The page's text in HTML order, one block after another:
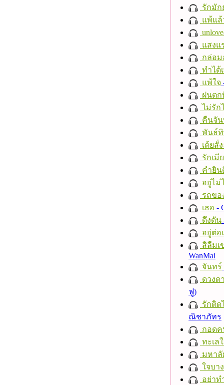
รักมัก
แพ้แล้
แสงแ
กล่อม
ทำได้
แพ้ใจ
ฝนตก
ไม่รัก
คืนจั
พันธ์
เต้ยสั่
รักเมี
คำยิน
อยู่ไม่
รถขอ
เธอ -
ดึงดัน
อยู่ต่อ
สิลืมเ
WanMai
จันทร์
ดวงด
ฟู)
รักติด
ณิชาภัทร
กอดค
ทะเล
มหาลั
ใจบาง
อย่าท